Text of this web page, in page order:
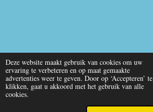
Deze website maakt gebruik van cookies om uw
ervaring te verbeteren en op maat gemaakte
advertenties weer te geven. Door op ‘Accepteren’ te
klikken, gaat u akkoord met het gebruik van alle
cookies.